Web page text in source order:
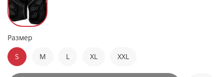
Размер
S
M L XL XXL